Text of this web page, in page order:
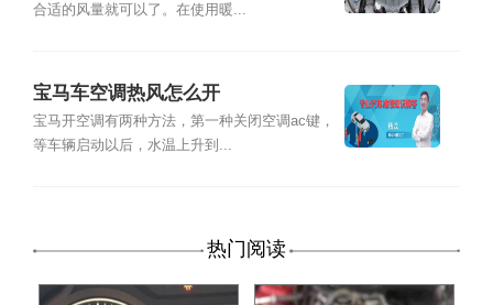
合适的风量就可以了。在使用暖...
宝马车空调热风怎么开
宝马开空调有两种方法，第一种关闭空调ac键，
等车辆启动以后，水温上升到...
热门阅读